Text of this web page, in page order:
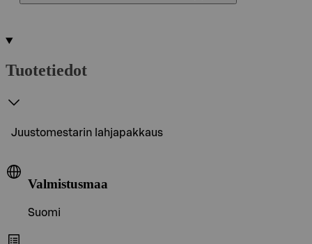
Tuotetiedot
Juustomestarin lahjapakkaus
Valmistusmaa
Suomi